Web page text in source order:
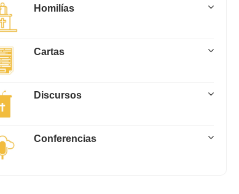
Homilías
Cartas
Discursos
Conferencias